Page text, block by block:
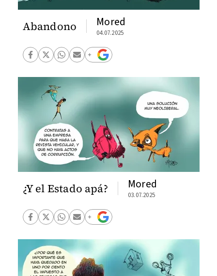
Abandono Mored
04.07.2025
¿Y el Estado apá? Mored
03.07.2025